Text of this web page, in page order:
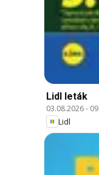
Lidl leták
03.08.2026-
Lidl